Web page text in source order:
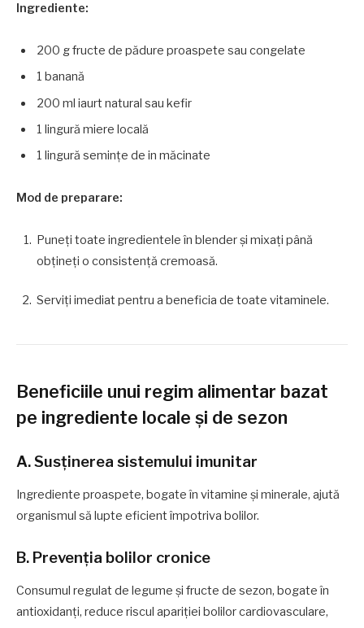
Ingrediente:
200 g fructe de pădure proaspete sau congelate
1 banană
200 ml iaurt natural sau kefir
1 lingură miere locală
1 lingură semințe de in măcinate
Mod de preparare:
Puneți toate ingredientele în blender și mixați până
obțineți o consistență cremoasă.
Serviți imediat pentru a beneficia de toate vitaminele.
Beneficiile unui regim alimentar bazat
pe ingrediente locale și de sezon
A. Susținerea sistemului imunitar
Ingrediente proaspete, bogate în vitamine și minerale, ajută
organismul să lupte eficient împotriva bolilor.
B. Prevenția bolilor cronice
Consumul regulat de legume și fructe de sezon, bogate în
antioxidanți, reduce riscul apariției bolilor cardiovasculare,